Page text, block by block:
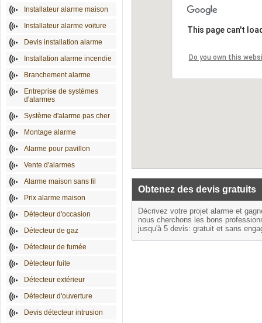
Installateur alarme maison
Installateur alarme voiture
Devis installation alarme
Installation alarme incendie
Branchement alarme
Entreprise de systèmes
d'alarmes
Système d'alarme pas cher
Montage alarme
Alarme pour pavillon
Vente d'alarmes
Alarme maison sans fil
Prix alarme maison
Détecteur d'occasion
Détecteur de gaz
Détecteur de fumée
Détecteur fuite
Détecteur extérieur
Détecteur d'ouverture
Devis détecteur intrusion
This page can't
Do you own this
Obtenez des devis gratuits
Décrivez votre projet alarme et
nous cherchons les bons
jusqu'à 5 devis: gratuit et sans